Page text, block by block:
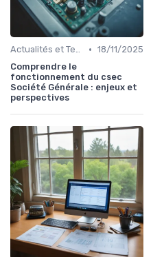
Actualités et Tendances Économiques • 18/11/2025
Comprendre le
fonctionnement du csec
Société Générale : enjeux et
perspectives